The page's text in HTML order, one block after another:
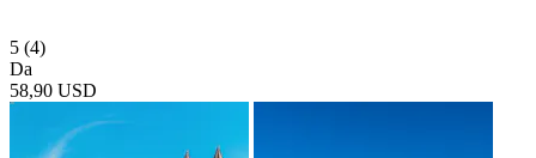
5 (4)
Da
58,90 USD